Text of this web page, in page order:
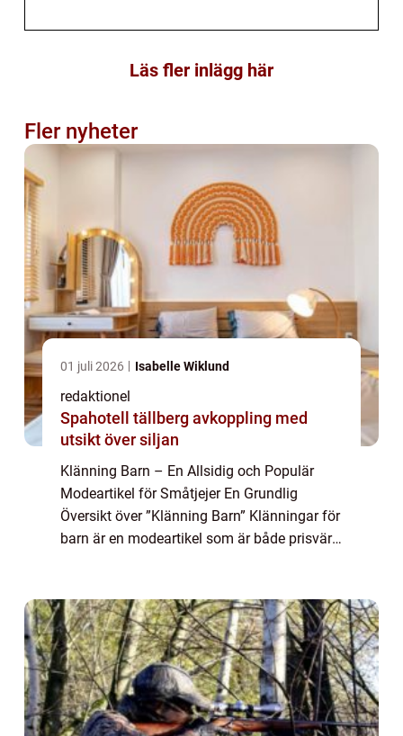
Läs fler inlägg här
Fler nyheter
01 juli 2026 Isabelle Wiklund
redaktionel
Spahotell tällberg avkoppling med
utsikt över siljan
Klänning Barn – En Allsidig och Populär
Modeartikel för Småtjejer En Grundlig
Översikt över ”Klänning Barn” Klänningar för
barn är en modeartikel som är både prisvärd